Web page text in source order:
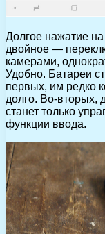
Долгое нажатие на
двойное —
камерами,
Удобно. Батареи
первых, им редко
долго. Во-вторых,
станет только
функции ввода.